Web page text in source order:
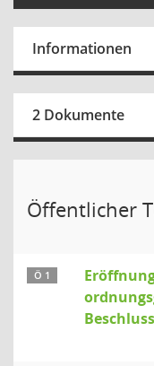
Informationen
2 Dokumente
Öffentlicher
Ö 1